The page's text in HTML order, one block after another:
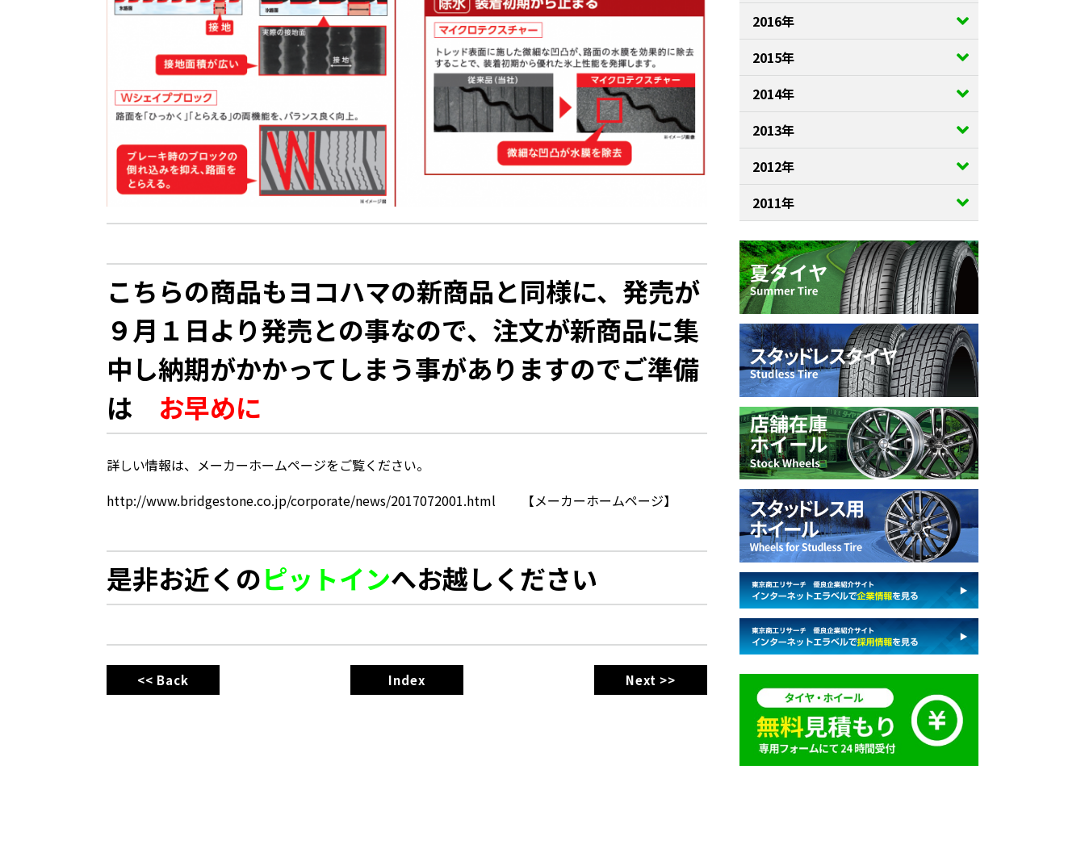
こちらの商品もヨコハマの新商品と同様に、発売が
９月１日より発売との事なので、 注文が新商品に集
中し納期がかかってしまう事がありますのでご準備
は お早めに
詳しい情報は、メーカーホームページをご覧ください。
http://www.bridgestone.co.jp/corporate/news/2017072001.html 【メーカーホームページ】
是非お近くのピットインへお越しください
<< Back Index Next >>
2016年
2015年
2014年
2013年
2012年
2011年